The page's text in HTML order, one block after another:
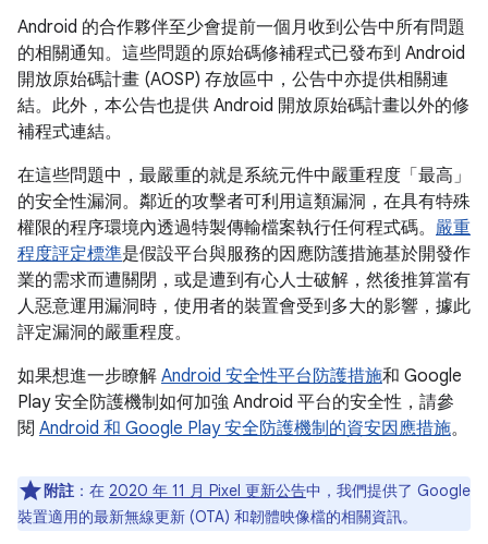
Android 的合作夥伴至少會提前一個月收到公告中所有問題
的相關通知。這些問題的原始碼修補程式已發布到 Android
開放原始碼計畫 (AOSP) 存放區中，公告中亦提供相關連
結。此外，本公告也提供 Android 開放原始碼計畫以外的修
補程式連結。
在這些問題中，最嚴重的就是系統元件中嚴重程度「最高」
的安全性漏洞。鄰近的攻擊者可利用這類漏洞，在具有特殊
權限的程序環境內透過特製傳輸檔案執行任何程式碼。 嚴重
程度評定標準是假設平台與服務的因應防護措施基於開發作
業的需求而遭關閉，或是遭到有心人士破解，然後推算當有
人惡意運用漏洞時，使用者的裝置會受到多大的影響，據此
評定漏洞的嚴重程度。
如果想進一步瞭解 Android 安全性平台防護措施和 Google
Play 安全防護機制如何加強 Android 平台的安全性，請參
閱 Android 和 Google Play 安全防護機制的資安因應措施。
附註 ：在 2020 年 11 月 Pixel 更新公告中，我們提供了 Google
裝置適用的最新無線更新 (OTA) 和韌體映像檔的相關資訊。